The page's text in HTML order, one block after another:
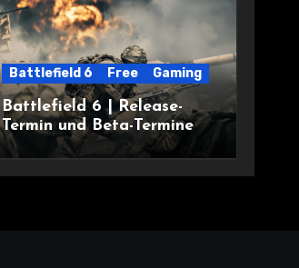
Battlefield 6 Free Gaming
Battlefield 6 | Release-
Termin und Beta-Termine